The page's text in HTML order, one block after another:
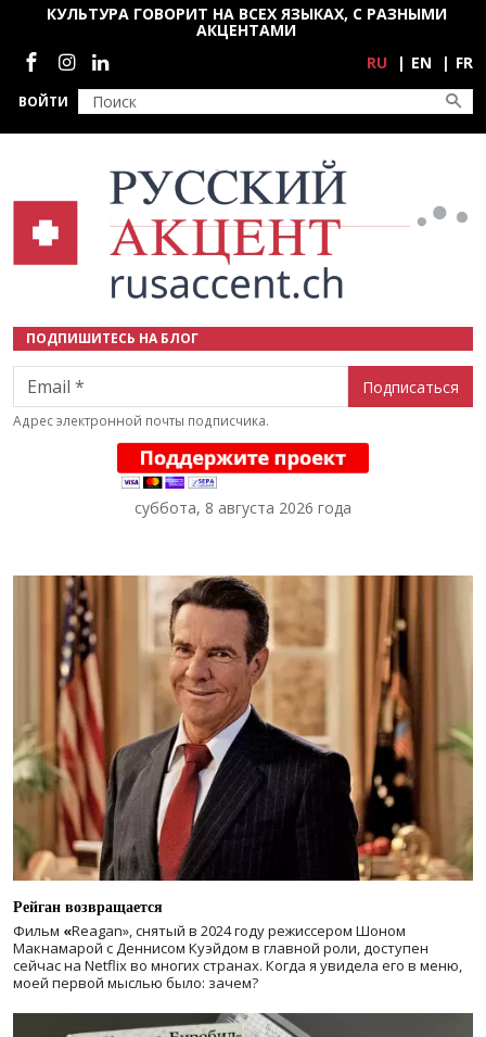
Перейти к основному содержанию
ВОЙТИ
КУЛЬТУРА ГОВОРИТ НА ВСЕХ ЯЗЫКАХ, С РАЗНЫМИ
АКЦЕНТАМИ
Социальные сети
RU EN FR
ПОДПИШИТЕСЬ НА БЛОГ
Email
Адрес электронной почты подписчика.
суббота, 8 августа 2026 года
Рейган возвращается
Фильм «Reagan», снятый в 2024 годурежиссером Шоном
Макнамарой с Деннисом Куэйдом в главной роли, доступен
сейчас на Netflix во многих странах. Когда я увидела его в меню,
моей первой мыслью было: зачем?